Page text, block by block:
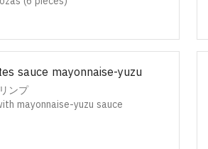
sauce mayonnaise-yuzu
ンプ
mayonnaise-yuzu sauce